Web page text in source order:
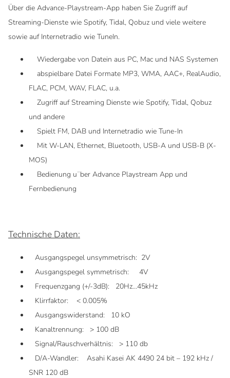
Über die Advance-Playstream-App haben Sie Zugriff auf
Streaming-Dienste wie Spotify, Tidal, Qobuz und viele weitere
sowie auf Internetradio wie TuneIn.
Wiedergabe von Datein aus PC, Mac und NAS Systemen
abspielbare Datei Formate MP3, WMA, AAC+, RealAudio,
FLAC, PCM, WAV, FLAC, u.a.
Zugriff auf Streaming Dienste wie Spotify, Tidal, Qobuz
und andere
Spielt FM, DAB und Internetradio wie Tune-In
Mit W-LAN, Ethernet, Bluetooth, USB-A und USB-B (X-
MOS)
Bedienung u¨ber Advance Playstream App und
Fernbedienung
Technische Daten:
Ausgangspegel unsymmetrisch: 2V
Ausgangspegel symmetrisch: 4V
Frequenzgang (+/-3dB): 20Hz…45kHz
Klirrfaktor: < 0.005%
Ausgangswiderstand: 10 kO
Kanaltrennung: > 100 dB
Signal/Rauschverhältnis: > 110 db
D/A-Wandler: Asahi Kasei AK 4490 24 bit – 192 kHz /
SNR 120 dB